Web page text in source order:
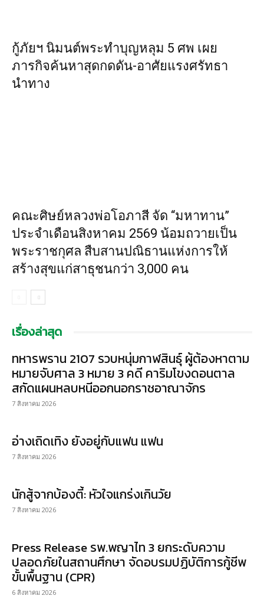
กู้ภัยฯ นิมนต์พระทำบุญหลุม 5 ศพ เผย
ภารกิจค้นหาสุดกดดัน-อาศัยแรงศรัทธา
นำทาง
คณะศิษย์หลวงพ่อโอภาสี จัด “มหาทาน”
ประจำเดือนสิงหาคม 2569 น้อมถวายเป็น
พระราชกุศล สืบสานปณิธานแห่งการให้
สร้างสุขแก่สาธุชนกว่า 3,000 คน
เรื่องล่าสุด
ทหารพราน 2107 รวบหนุ่มกาฬสินธุ์ ผู้ต้องหาตาม
หมายจับศาล 3 หมาย 3 คดี คาริมโขงดอนตาล
สกัดแผนหลบหนีออกนอกราชอาณาจักร
7 สิงหาคม 2026
อ่างเถิดเทิง ยังอยู่กับแฟน แฟน
7 สิงหาคม 2026
นักสู้จากบ้องตี้: หัวใจแกร่งเกินวัย
7 สิงหาคม 2026
Press Release รพ.พญาไท 3 ยกระดับความ
ปลอดภัยในสถานศึกษา จัดอบรมปฏิบัติการกู้ชีพ
ขั้นพื้นฐาน (CPR)
6 สิงหาคม 2026